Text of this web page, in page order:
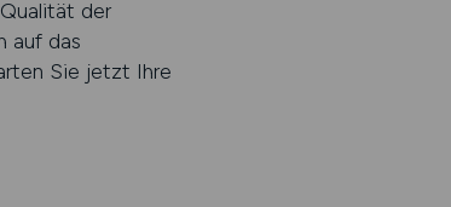
der
auf das
Sie jetzt Ihre